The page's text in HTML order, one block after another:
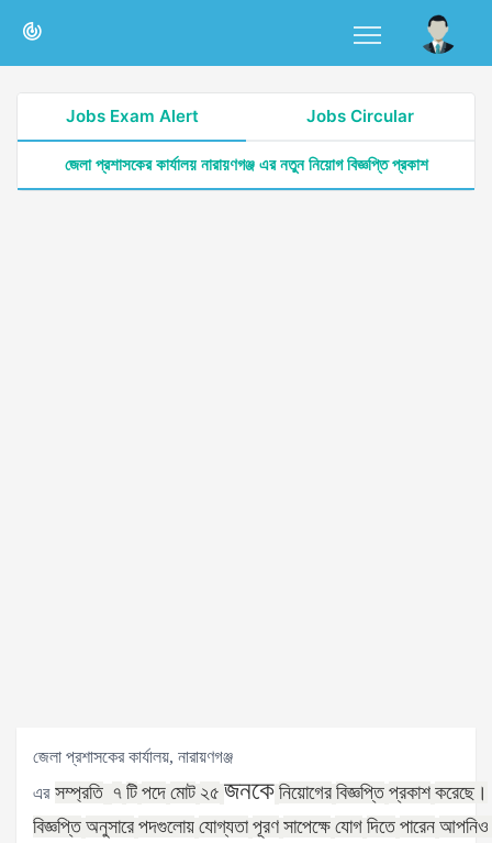
Jobs Exam Alert Jobs Circular
জেলা প্রশাসকের কার্যালয় নারায়ণগঞ্জ এর নতুন নিয়োগ বিজ্ঞপ্তি প্রকাশ
জেলা প্রশাসকের কার্যালয়, নারায়ণগঞ্জ
এর সম্প্রতি ৭ টি পদে মোট ২৫ জনকে নিয়োগের বিজ্ঞপ্তি প্রকাশ করেছে।
বিজ্ঞপ্তি অনুসারে পদগুলোয় যোগ্যতা পূরণ সাপেক্ষে যোগ দিতে পারেন